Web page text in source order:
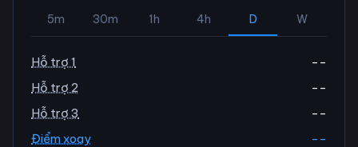
5m 30m 1h 4h D W
Hỗ trợ 1
--
Hỗ trợ 2
--
Hỗ trợ 3
--
Điểm xoay
--